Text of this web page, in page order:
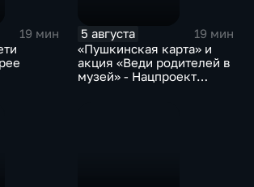
19 мин
5 августа
19 мин
«Пушкинская карта» и
акция «Веди родителей в
музей» - Нацпроект